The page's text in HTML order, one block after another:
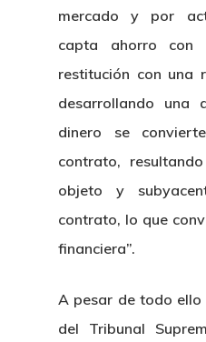
mercado y por
capta ahorro con
restitución con una
desarrollando una
dinero se
contrato,
objeto y
contrato, lo que
financiera”.
A pesar de todo ello
del Tribunal